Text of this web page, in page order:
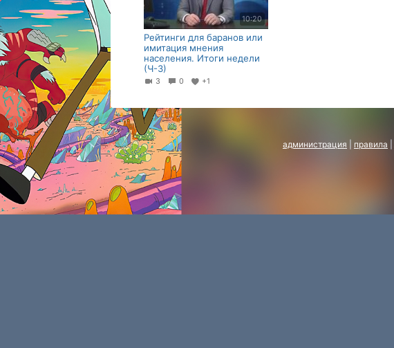
10:20
Рейтинги для баранов или
имитация мнения
населения. Итоги недели
(Ч-3)
3 0 +1
администрация правила